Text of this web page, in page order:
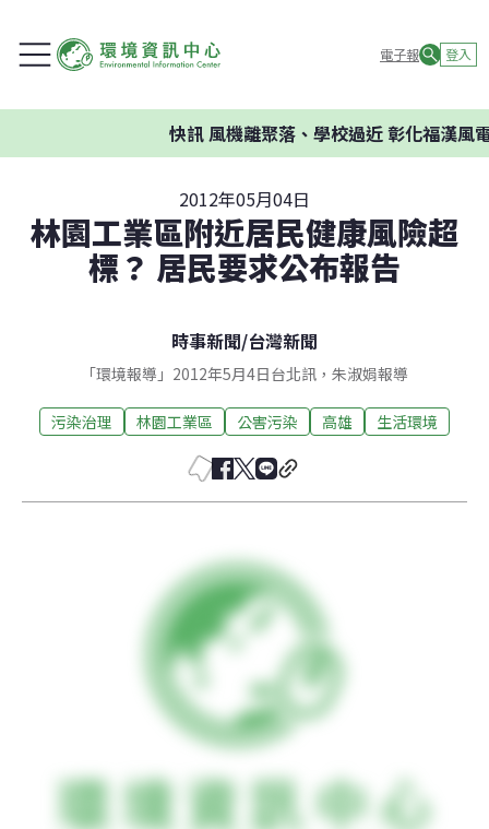
電子報 登入
快訊風機離聚落、學校過近 彰化福漢風電
2012年05月04日
林園工業區附近居民健康風險超
標？ 居民要求公布報告
時事新聞/台灣新聞
「環境報導」2012年5月4日台北訊，朱淑娟報導
污染治理 林園工業區 公害污染 高雄 生活環境